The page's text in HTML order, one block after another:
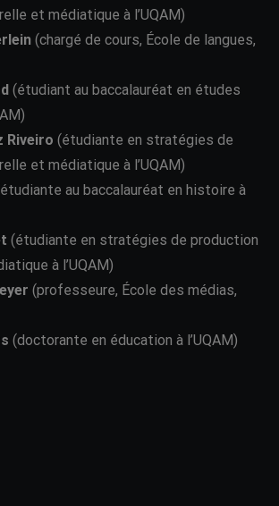
et médiatique à l’UQAM)
(chargé de cours, École de langues,
(étudiant au baccalauréat en études
Riveiro (étudiante en stratégies de
et médiatique à l’UQAM)
au baccalauréat en histoire à
(étudiante en stratégies de production
à l’UQAM)
(professeure, École des médias,
(doctorante en éducation à l’UQAM)